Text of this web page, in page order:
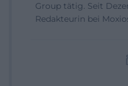
Group tätig. Seit
Redakteurin bei